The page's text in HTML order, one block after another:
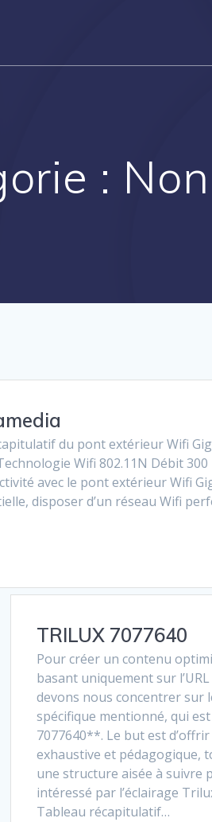
:
du pont extérieur Wifi
Wifi 802.11N Débit
avec le pont extérieur Wifi
disposer d’un réseau Wifi
TRILUX 7077640
Pour créer un contenu
basant uniquement sur
devons nous concentrer sur
spécifique mentionné, qui
7077640**. Le but est
exhaustive et pédagogique,
une structure aisée à suivre
intéressé par l’éclairage
Tableau récapitulatif…